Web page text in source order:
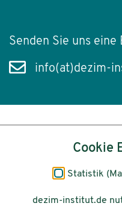
Senden Sie uns eine
info(at)dezim-
Impressum
Datenschutz
Cookie
Statistik
dezim-institut.de